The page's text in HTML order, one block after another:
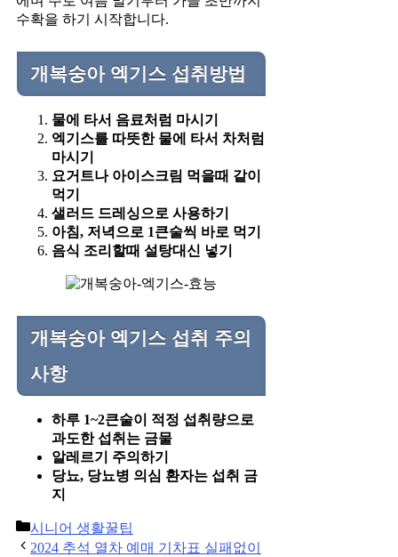
수확을 하기 시작합니다.
개복숭아 엑기스 섭취방법
물에 타서 음료처럼 마시기
엑기스를 따뜻한 물에 타서 차처럼
마시기
요거트나 아이스크림 먹을때 같이
먹기
샐러드 드레싱으로 사용하기
아침, 저녁으로 1큰술씩 바로 먹기
음식 조리할때 설탕대신 넣기
개복숭아 엑기스 섭취 주의
사항
하루 1~2큰술이 적정 섭취량으로
과도한 섭취는 금물
알레르기 주의하기
당뇨, 당뇨병 의심 환자는 섭취 금
지
Categories
시니어 생활꿀팁
Post2024 추석 열차 예매 기차표 실패없이